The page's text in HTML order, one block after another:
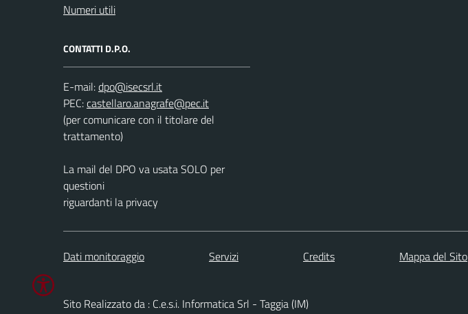
Numeri utili
CONTATTI D.P.O.
E-mail:
PEC:
(per comunicare con il titolare del
trattamento)
La mail del DPO va usata SOLO per
questioni
riguardanti la privacy
Dati monitoraggio Servizi Credits Mappa del Sito
Sito Realizzato da : C.e.s.i. Informatica Srl - Taggia (IM)